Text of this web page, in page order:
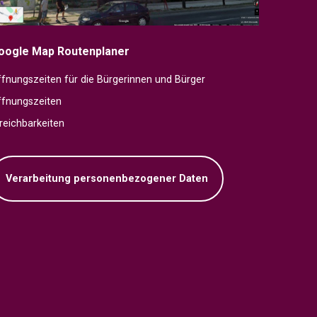
Map Routenplaner
für die Bürgerinnen und Bürger
Verarbeitung personenbezogener Daten